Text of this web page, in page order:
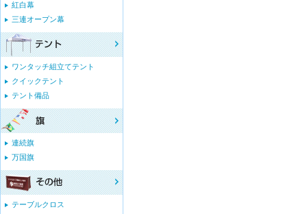
紅白幕
三連オープン幕
ワンタッチ組立てテント
クイックテント
テント備品
連続旗
万国旗
テーブルクロス